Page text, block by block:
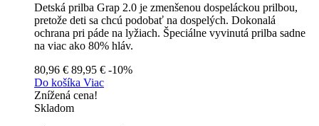
Detská prilba Grap 2.0 je zmenšenou dospeláckou prilbou,
pretože deti sa chcú podobať na dospelých. Dokonalá
ochrana pri páde na lyžiach. Špeciálne vyvinutá prilba sadne
na viac ako 80% hláv.
80,96 € 89,95 € -10%
Do košíka Viac
Znížená cena!
Skladom